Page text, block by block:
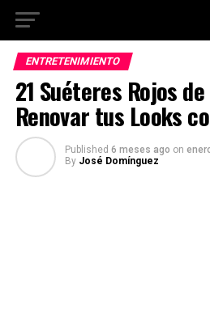
ENTRETENIMIENTO
21 Suéteres Rojos
Renovar tus Looks
Published 6 meses ago on
By José Domínguez